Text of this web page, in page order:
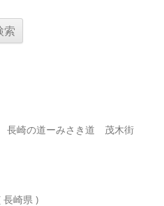
長崎の道ーみさき道 茂木街
崎県 )